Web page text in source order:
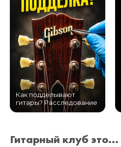
Как подделывают
гитары? Расследование
Гитарный клуб это...